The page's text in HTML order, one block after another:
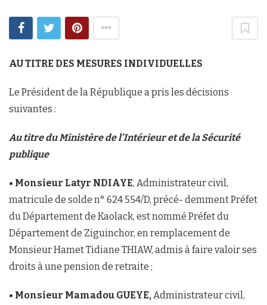
AU TITRE DES MESURES INDIVIDUELLES
Le Président de la République a pris les décisions
suivantes :
Au titre du Ministère de l’Intérieur et de la Sécurité
publique
• Monsieur Latyr NDIAYE, Administrateur civil,
matricule de solde n° 624 554/D, précé- demment Préfet
du Département de Kaolack, est nommé Préfet du
Département de Ziguinchor, en remplacement de
Monsieur Hamet Tidiane THIAW, admis à faire valoir ses
droits à une pension de retraite ;
• Monsieur Mamadou GUEYE, Administrateur civil,